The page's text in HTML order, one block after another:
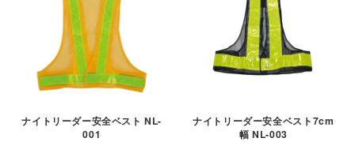
ナイトリーダー安全ベスト NL-
001
ナイトリーダー安全ベスト7cm
幅 NL-003